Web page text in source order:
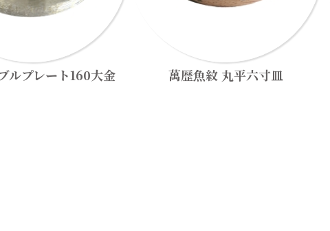
ルプレート160大金 萬歴魚紋 丸平六寸皿